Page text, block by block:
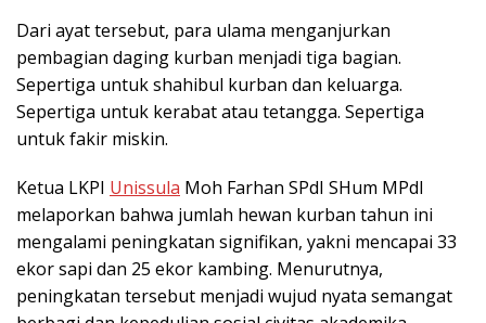
Dari ayat tersebut, para ulama menganjurkan
pembagian daging kurban menjadi tiga bagian.
Sepertiga untuk shahibul kurban dan keluarga.
Sepertiga untuk kerabat atau tetangga. Sepertiga
untuk fakir miskin.
Ketua LKPI Unissula Moh Farhan SPdI SHum MPdI
melaporkan bahwa jumlah hewan kurban tahun ini
mengalami peningkatan signifikan, yakni mencapai 33
ekor sapi dan 25 ekor kambing. Menurutnya,
peningkatan tersebut menjadi wujud nyata semangat